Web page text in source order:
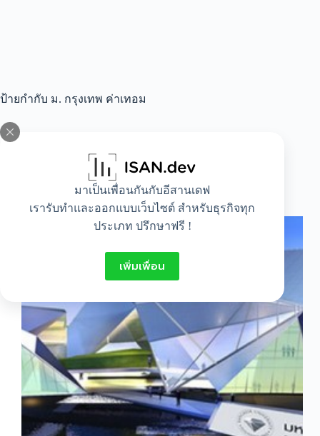
มาเป็นเพื่อนกันกับอีสานเดฟ
เรารับทำและออกแบบเว็บไซต์ สำหรับธุรกิจทุก
ประเภท ปรึกษาฟรี !
เพิ่มเพื่อน
ป้ายกำกับ ม. กรุงเทพ ค่าเทอม
Lifestyle
มหาวิทยาลัย กรุงเทพ ค่า เทอม เท่าไหร่ มาดูกัน